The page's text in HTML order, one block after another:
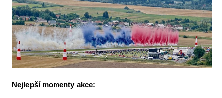
Nejlepší momenty akce: